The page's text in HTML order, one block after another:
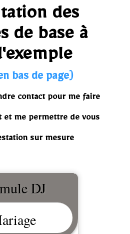
des
de base à
bas de page)
contact pour me faire
et me permettre de vous
sur mesure
DJ